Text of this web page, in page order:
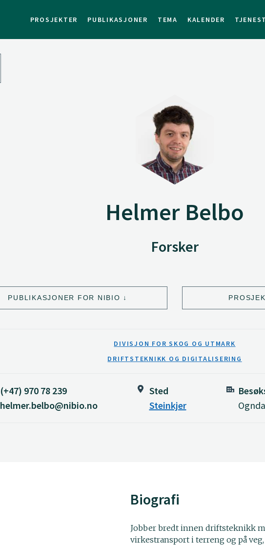
PROSJEKTER PUBLIKASJONER TEMA KALENDER
Helmer Belbo
Forsker
PUBLIKASJONER FOR NIBIO
DIVISJON FOR SKOG OG UTMARK
DRIFTSTEKNIKK OG DIGITALISERING
(+47) 970 78 239
helmer.belbo@nibio.no
Sted
Steinkjer
Biografi
Jobber bredt innen driftsteknikk
virkestransport i terreng og på